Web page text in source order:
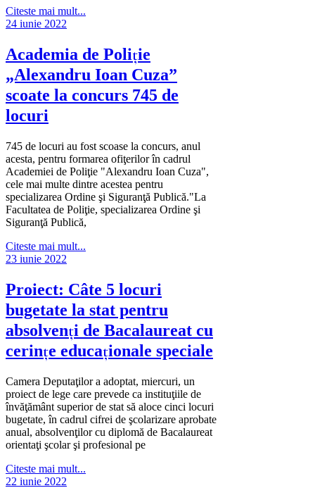
Citeste mai mult...
24 iunie 2022
Academia de Poliţie
„Alexandru Ioan Cuza”
scoate la concurs 745 de
locuri
745 de locuri au fost scoase la concurs, anul
acesta, pentru formarea ofiţerilor în cadrul
Academiei de Poliţie "Alexandru Ioan Cuza",
cele mai multe dintre acestea pentru
specializarea Ordine şi Siguranţă Publică."La
Facultatea de Poliţie, specializarea Ordine şi
Siguranţă Publică,
Citeste mai mult...
23 iunie 2022
Proiect: Câte 5 locuri
bugetate la stat pentru
absolvenţi de Bacalaureat cu
cerinţe educaţionale speciale
Camera Deputaţilor a adoptat, miercuri, un
proiect de lege care prevede ca instituţiile de
învăţământ superior de stat să aloce cinci locuri
bugetate, în cadrul cifrei de şcolarizare aprobate
anual, absolvenţilor cu diplomă de Bacalaureat
orientaţi şcolar şi profesional pe
Citeste mai mult...
22 iunie 2022